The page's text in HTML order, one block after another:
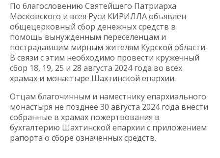
По благословению Святейшего Патриарха
Московского и всея Руси КИРИЛЛА объявлен
общецерковный сбор денежных средств в
помощь вынужденным переселенцам и
пострадавшим мирным жителям Курской области.
В связи с этим необходимо провести кружечный
сбор 18, 19, 25 и 28 августа 2024 года во всех
храмах и монастыре Шахтинской епархии.
Отцам благочинным и наместнику епархиального
монастыря не позднее 30 августа 2024 года внести
собранные в храмах пожертвования в
бухгалтерию Шахтинской епархии с приложением
рапорта о сборе означенных средств.